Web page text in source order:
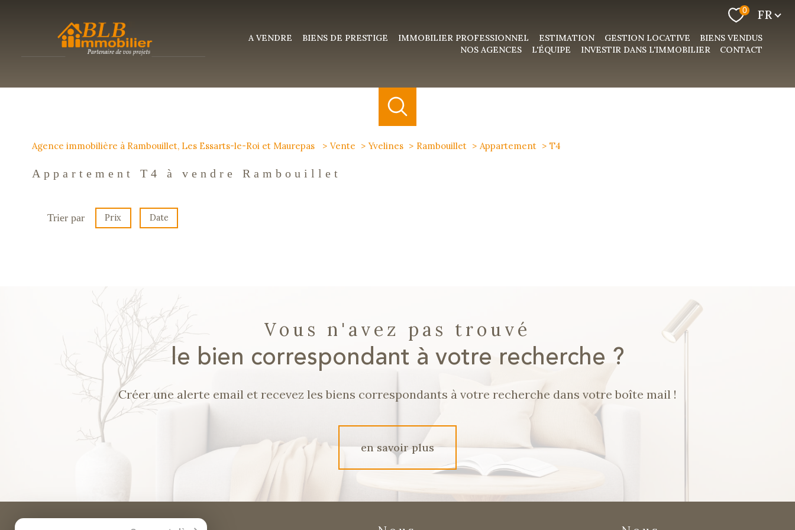
0 Langue
FR
A VENDRE BIENS DE PRESTIGE IMMOBILIER PROFESSIONNEL ESTIMATION GESTION LOCATIVE
BIENS VENDUS
NOS AGENCES
L'ÉQUIPE INVESTIR DANS L'IMMOBILIER CONTACT
Agence immobilière à Rambouillet, Les Essarts-le-Roi et Maurepas Vente Yvelines Rambouillet Appartement T4
Appartement T4 à vendre Rambouillet
Trier par Prix Date
Vous n'avez pas trouvé
le bien correspondant à votre recherche ?
Créer une alerte email et recevez les biens correspondants à votre recherche dans votre boîte mail !
en savoir plus